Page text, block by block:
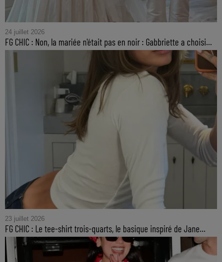
24 juillet 2026
FG CHIC : Non, la mariée n'était pas en noir : Gabbriette a choisi...
23 juillet 2026
FG CHIC : Le tee-shirt trois-quarts, le basique inspiré de Jane...